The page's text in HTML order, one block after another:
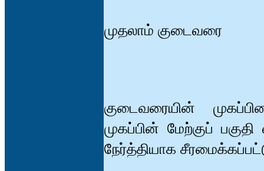
முதலாம் குடைவரை
குடைவரையின்
முகப்பின் மேற்குப்
நேர்த்தியாக